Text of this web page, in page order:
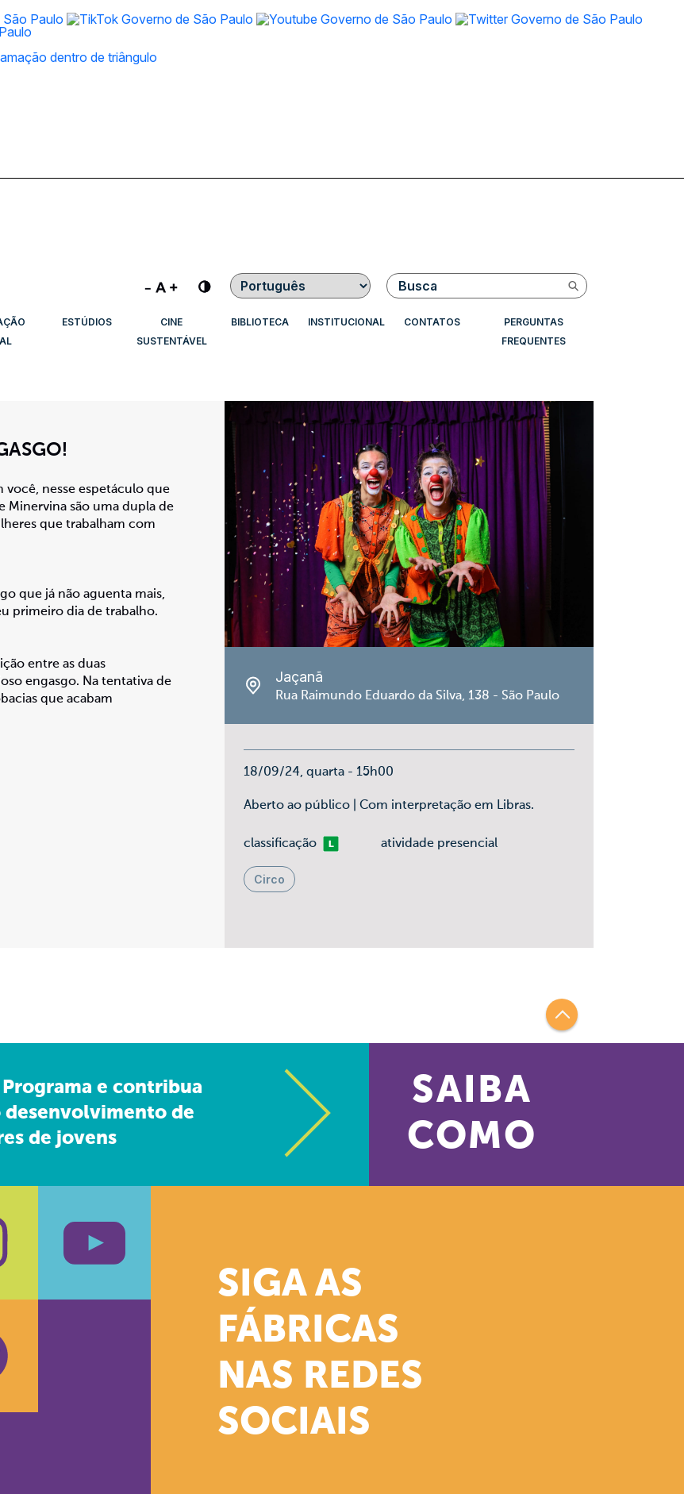
Contraste Buscar
ESTÚDIOS
CINE
SUSTENTÁVEL
BIBLIOTECA INSTITUCIONAL CONTATOS
PERGUNTAS
FREQUENTES
você, nesse espetáculo que
Minervina são uma dupla de
que trabalham com
que já não aguenta mais,
primeiro dia de trabalho.
entre as duas
engasgo. Na tentativa de
que acabam
Jaçanã
Rua Raimundo Eduardo da Silva, 138 - São Paulo
18/09/24, quarta - 15h00
Aberto ao público | Com interpretação em Libras.
classificaçãoLivre atividade presencial
Circo
e contribua
desenvolvimento de
de jovens
SAIBA
COMO
SIGA AS
FÁBRICAS
NAS REDES
SOCIAIS